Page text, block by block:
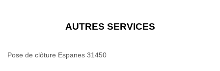
AUTRES SERVICES
Pose de clôture Espanes 31450